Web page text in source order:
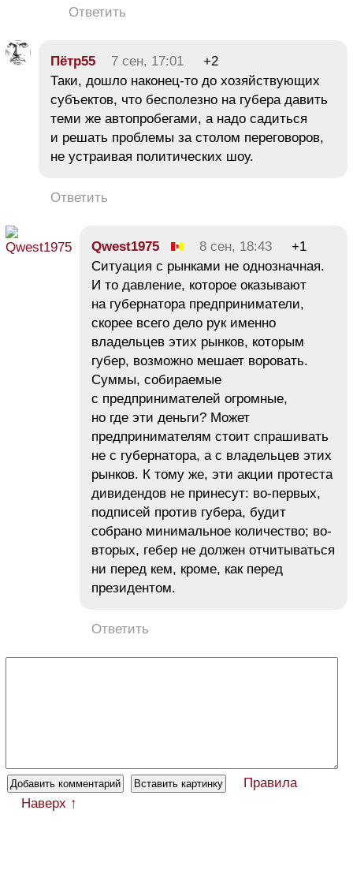
Ответить
Пётр55 7 сен, 17:01
+2
Таки, дошло наконец-то до хозяйствующих
субъектов, что бесполезно на губера давить
теми же автопробегами, а надо садиться
и решать проблемы за столом переговоров,
не устраивая политических шоу.
Ответить
Qwest1975 8 сен, 18:43
+1
Ситуация с рынками не однозначная.
И то давление, которое оказывают
на губернатора предприниматели,
скорее всего дело рук именно
владельцев этих рынков, которым
губер, возможно мешает воровать.
Суммы, собираемые
с предпринимателей огромные,
но где эти деньги? Может
предпринимателям стоит спрашивать
не с губернатора, а с владельцев этих
рынков. К тому же, эти акции протеста
дивидендов не принесут: во-первых,
подписей против губера, будит
собрано минимальное количество; во-
вторых, гебер не должен отчитываться
ни перед кем, кроме, как перед
президентом.
Ответить
Правила
Наверх ↑